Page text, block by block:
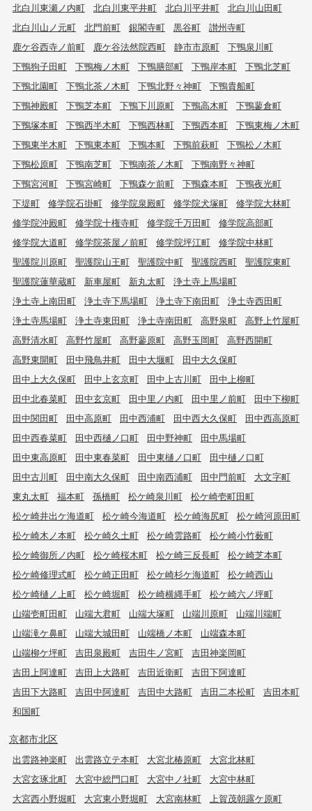
北白川東瀬ノ内町
北白川東平井町 北白川平井町
北白川山田町
北白川山ノ元町
北門前町 銀閣寺町 黒谷町
讃州寺町
鹿ケ谷西寺ノ前町
鹿ケ谷法然院西町 静市市原町
下鴨泉川町
下鴨狗子田町
下鴨梅ノ木町 下鴨膳部町 下鴨岸本町
下鴨北芝町
下鴨北園町
下鴨北茶ノ木町 下鴨北野々神町
下鴨貴船町
下鴨神殿町
下鴨芝本町 下鴨下川原町 下鴨高木町
下鴨蓼倉町
下鴨塚本町
下鴨西半木町 下鴨西林町 下鴨西本町
下鴨東梅ノ木町
下鴨東半木町
下鴨東本町 下鴨本町 下鴨前萩町
下鴨松ノ木町
下鴨松原町
下鴨南芝町 下鴨南茶ノ木町
下鴨南野々神町
下鴨宮河町
下鴨宮崎町 下鴨森ケ前町 下鴨森本町
下鴨夜光町
下堤町
修学院石掛町 修学院泉殿町 修学院犬塚町
修学院大林町
修学院沖殿町
修学院十権寺町 修学院千万田町
修学院高部町
修学院大道町
修学院茶屋ノ前町 修学院坪江町
修学院中林町
聖護院川原町
聖護院山王町 聖護院中町 聖護院西町
聖護院東町
聖護院蓮華蔵町
新車屋町 新丸太町
浄土寺上馬場町
浄土寺上南田町
浄土寺下馬場町 浄土寺下南田町
浄土寺西田町
浄土寺馬場町
浄土寺東田町 浄土寺南田町 高野泉町
高野上竹屋町
高野清水町
高野竹屋町 高野蓼原町 高野玉岡町
高野西開町
高野東開町
田中飛鳥井町 田中大堰町
田中大久保町
田中上大久保町
田中上玄京町 田中上古川町
田中上柳町
田中北春菜町
田中玄京町 田中里ノ内町 田中里ノ前町
田中下柳町
田中関田町
田中高原町 田中西浦町 田中西大久保町
田中西高原町
田中西春菜町
田中西樋ノ口町 田中野神町
田中馬場町
田中東高原町
田中東春菜町 田中東樋ノ口町
田中樋ノ口町
田中古川町
田中南大久保町 田中南西浦町 田中門前町
大文字町
東丸太町
福本町 孫橋町 松ケ崎泉川町
松ケ崎壱町田町
松ケ崎井出ケ海道町
松ケ崎今海道町 松ケ崎海尻町
松ケ崎河原田町
松ケ崎木ノ本町
松ケ崎久土町 松ケ崎雲路町
松ケ崎小竹薮町
松ケ崎御所ノ内町
松ケ崎桜木町 松ケ崎三反長町
松ケ崎芝本町
松ケ崎修理式町
松ケ崎正田町 松ケ崎杉ケ海道町
松ケ崎西山
松ケ崎樋ノ上町
松ケ崎堀町 松ケ崎横縄手町
松ケ崎六ノ坪町
山端壱町田町
山端大君町 山端大塚町 山端川原町
山端川端町
山端滝ケ鼻町
山端大城田町 山端橋ノ本町
山端森本町
山端柳ケ坪町
吉田泉殿町 吉田牛ノ宮町
吉田神楽岡町
吉田上阿達町
吉田上大路町 吉田近衛町
吉田下阿達町
吉田下大路町
吉田中阿達町 吉田中大路町 吉田二本松町
吉田本町
和国町
京都市北区
出雲路神楽町 出雲路立テ本町 大宮北椿原町
大宮北林町
大宮玄琢北町
大宮中総門口町 大宮中ノ社町
大宮中林町
大宮西小野堀町
大宮東小野堀町 大宮南林町
上賀茂朝露ケ原町